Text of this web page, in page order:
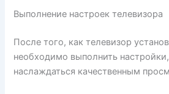
Выполнение настроек телевизора
После того, как телевизор
необходимо выполнить
наслаждаться качественным